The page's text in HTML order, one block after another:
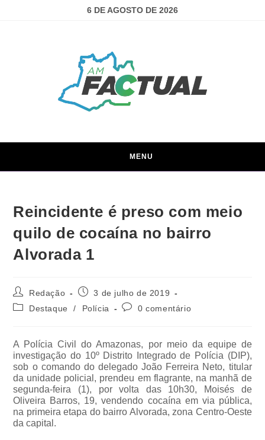
6 DE AGOSTO DE 2026
MENU
Reincidente é preso com meio
quilo de cocaína no bairro
Alvorada 1
Redação
3 de julho de 2019
Destaque
/ Polícia 0 comentário
A Polícia Civil do Amazonas, por meio da equipe de
investigação do 10º Distrito Integrado de Polícia (DIP),
sob o comando do delegado João Ferreira Neto, titular
da unidade policial, prendeu em flagrante, na manhã de
segunda-feira (1), por volta das 10h30, Moisés de
Oliveira Barros, 19, vendendo cocaína em via pública,
na primeira etapa do bairro Alvorada, zona Centro-Oeste
da capital.